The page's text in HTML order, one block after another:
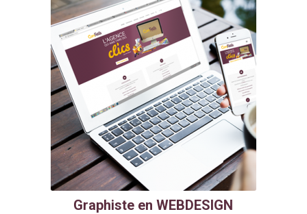
Graphiste en WEBDESIGN